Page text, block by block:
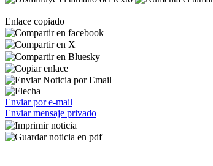
Enlace copiado
Enviar por e-mail
Enviar mensaje privado